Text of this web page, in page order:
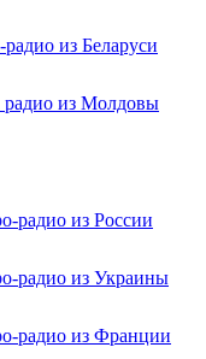
из Беларуси
из Молдовы
радио из России
радио из Украины
радио из Франции